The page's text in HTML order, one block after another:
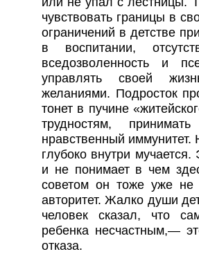
чувствовать границы в
ограничений в детстве
в воспитании,
вседозволенность и
управлять своей
желаниями. Подросток
тонет в пучине
трудностям,
нравственный
глубоко внутри
и не понимает в чем
советом он тоже уже не
авторитет. Жалко души
человек сказал, что
ребенка несчастным,—
отказа.